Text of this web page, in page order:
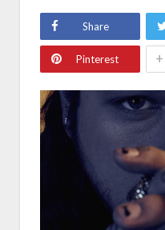
Share
Pinterest +